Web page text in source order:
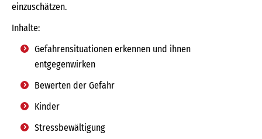
einzuschätzen.
Inhalte:
Gefahrensituationen erkennen und ihnen
entgegenwirken
Bewerten der Gefahr
Kinder
Stressbewältigung